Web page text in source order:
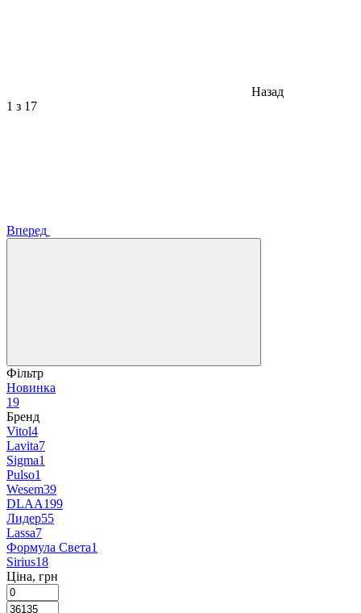
Назад
1 з 17
Вперед
Фільтр
Новинка
19
Бренд
Vitol4
Lavita7
Sigma1
Pulso1
Wesem39
DLAA199
Лидер55
Lassa7
Формула Света1
Sirius18
Ціна, грн